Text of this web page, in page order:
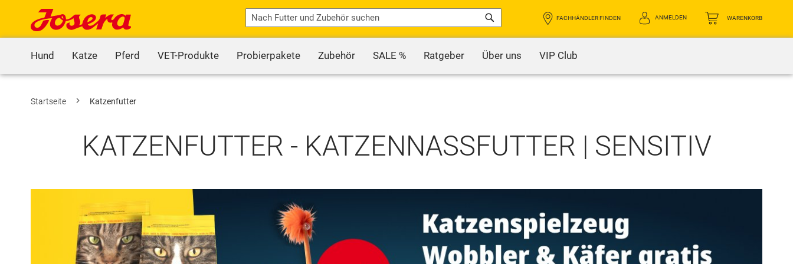
WARENKORB
FACHHÄNDLER FINDEN ANMELDEN
Search
Hund
Katze Pferd VET-Produkte Probierpakete Zubehör SALE % Ratgeber Über uns VIP Club
Startseite Katzenfutter
KATZENFUTTER - KATZENNASSFUTTER | SENSITIV